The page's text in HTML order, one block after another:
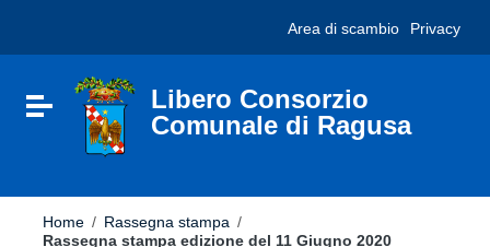
sito
include
Vai al footer
Area di scambio Privacy
Attiva / disattiva la navigazione
Libero Consorzio
Comunale di Ragusa
Home / Rassegna stampa /
Rassegna stampa edizione del 11 Giugno 2020